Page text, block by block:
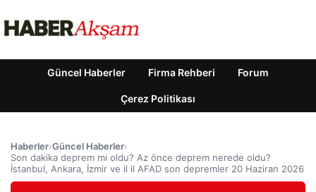
Güncel Haberler Firma Rehberi Forum
Çerez Politikası
Haberler›Güncel Haberler›
Son dakika deprem mi oldu? Az önce deprem nerede oldu?
İstanbul, Ankara, İzmir ve il il AFAD son depremler 20 Haziran 2026